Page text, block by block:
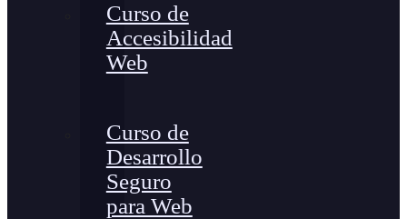
Curso de
Accesibilidad
Web
Curso de
Desarrollo
Seguro
para Web